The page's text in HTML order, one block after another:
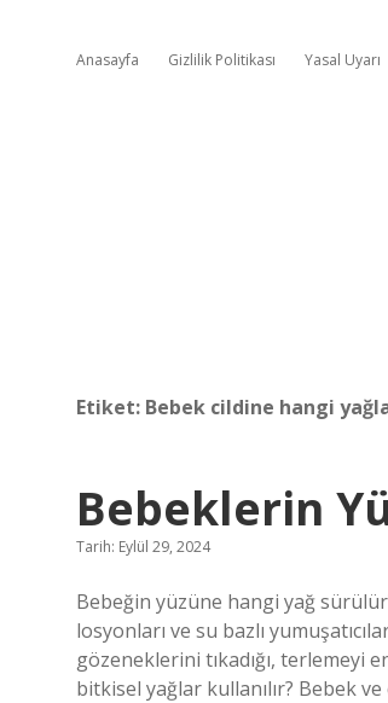
Anasayfa Gizlilik Politikası Yasal Uyarı
Etiket: Bebek cildine hangi
Bebeklerin
Tarih: Eylül 29, 2024
Bebeğin yüzüne hangi yağ
losyonları ve su bazlı
gözeneklerini tıkadığı, terlemeyi
bitkisel yağlar kullanılır? Bebek